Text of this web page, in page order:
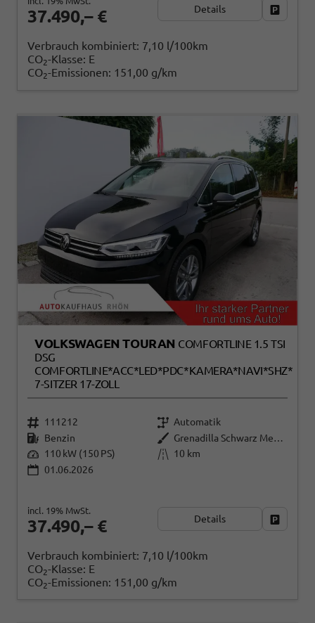
37.490,– € Details
Verbrauch kombiniert: 7,10 l/100km
CO2-Klasse: E
CO2-Emissionen: 151,00 g/km
VOLKSWAGEN TOURAN COMFORTLINE 1.5 TSI
DSG
COMFORTLINE*ACC*LED*PDC*KAMERA*NAVI*SHZ*
7-SITZER 17-ZOLL
111212
Automatik
Benzin
Grenadilla Schwarz Metallic
110 kW (150 PS)
10 km
01.06.2026
37.490,– €
incl. 19% MwSt.
Details
Verbrauch kombiniert: 7,10 l/100km
CO2-Klasse: E
CO2-Emissionen: 151,00 g/km